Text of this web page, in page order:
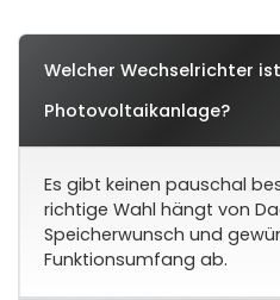
Welcher Wechselrichter
Photovoltaikanlage?
Es gibt keinen pauschal
richtige Wahl hängt von
Speicherwunsch und
Funktionsumfang ab.